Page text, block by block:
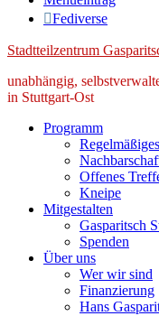
Fediverse
Stadtteilzentrum
unabhängig,
in Stuttgart-Ost
Programm
Offenes
Kneipe
Mitgestalten
Gasparitsch
Spenden
Über uns
Wer wir sind
Finanzierung
Hans